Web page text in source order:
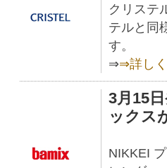
クリステ
テルと同
す。
⇒⇒詳し
3月15
ックス
NIKKEI